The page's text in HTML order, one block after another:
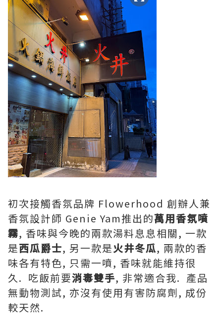
初次接觸香氛品牌 Flowerhood 創辦人兼
香氛設計師 Genie Yam推出的萬用香氛噴
霧, 香味與今晚的兩款湯料息息相關, 一款
是西瓜爵士, 另一款是火井冬瓜, 兩款的香
味各有特色, 只需一噴, 香味就能維持很
久. 吃飯前要消毒雙手, 非常適合我. 產品
無動物測試, 亦沒有使用有害防腐劑, 成份
較天然.